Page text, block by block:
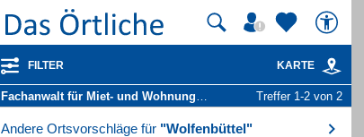
FILTER KARTE
Fachanwalt für Miet- und Wohnungseigentumsrecht in Wolfenbüttel
Treffer 1-2 von 2
Andere Ortsvorschläge für "Wolfenbüttel"